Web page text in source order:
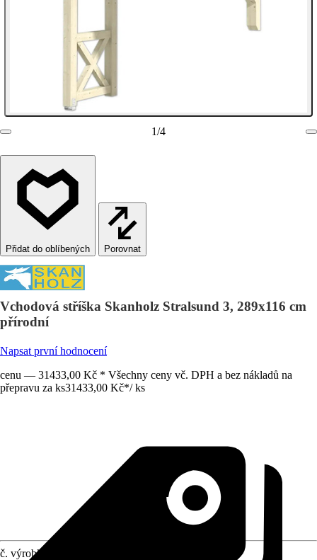
1/4
Porovnat
Vchodová stříška Skanholz Stralsund 3, 289x116 cm
přírodní
Napsat první hodnocení
cenu — 31433,00 Kč * Všechny ceny vč. DPH a bez nákladů na
přepravu za ks31433,00 Kč*/ ks
č. výrobku